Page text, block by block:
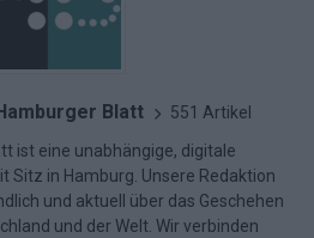
Blatt 551 Artikel
ist eine unabhängige, digitale
Sitz in Hamburg. Unsere Redaktion
und aktuell über das Geschehen
und der Welt. Wir verbinden